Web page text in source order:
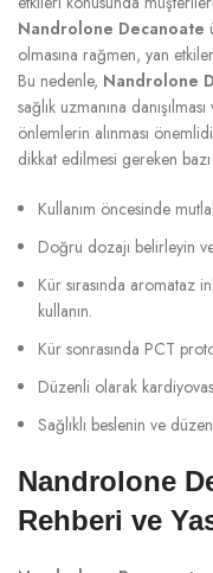
Nandrolone Decanoate
olmasına rağmen, yan
Bu nedenle, Nandrolone
sağlık uzmanına
önlemlerin alınması
dikkat edilmesi gereken
Kullanım öncesinde
Doğru dozajı belirleyin
Kür sırasında aromataz
kullanın.
Kür sonrasında PCT
Düzenli olarak
Sağlıklı beslenin ve
Nandrolone
Rehberi ve